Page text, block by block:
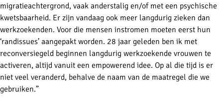
migratieachtergrond, vaak anderstalig en/of met een psychische
kwetsbaarheid. Er zijn vandaag ook meer langdurig zieken dan
werkzoekenden. Voor die mensen instromen moeten eerst hun
‘randissues’ aangepakt worden. 28 jaar geleden ben ik met
reconversiegeld beginnen langdurig werkzoekende vrouwen te
activeren, altijd vanuit een empowerend idee. Op al die tijd is er
niet veel veranderd, behalve de naam van de maatregel die we
gebruiken.”